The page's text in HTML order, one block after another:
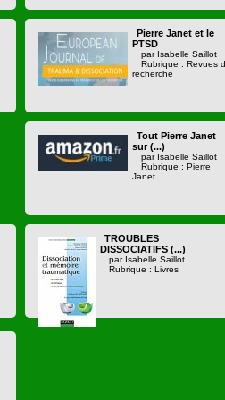
Pierre Janet et le
PTSD
par Isabelle Saillot
Rubrique : Revues
recherche
Tout Pierre Janet
sur (...)
par Isabelle Saillot
Rubrique : Pierre
Janet
TROUBLES
DISSOCIATIFS (...)
par Isabelle Saillot
Rubrique : Livres